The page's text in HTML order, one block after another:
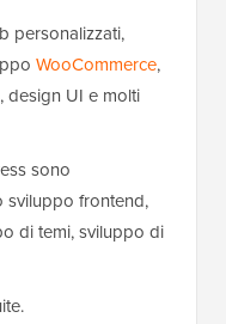
personalizzati,
WooCommerce,
design UI e molti
sono
sviluppo frontend,
di temi, sviluppo di